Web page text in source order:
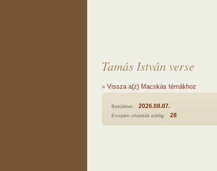
Tamás István verse
« Vissza a(z) Macskás témákhoz
Beküldve: 2026.08.07.
Ennyien olvasták eddig: 28